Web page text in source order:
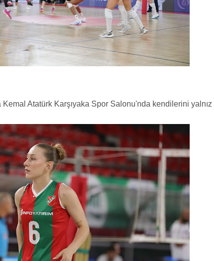
Kemal Atatürk Karşıyaka Spor Salonu'nda kendilerini yalnız